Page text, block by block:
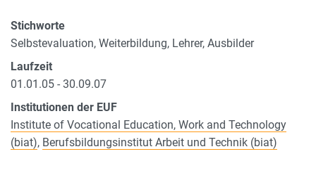
Stichworte
Selbstevaluation, Weiterbildung, Lehrer, Ausbilder
Laufzeit
01.01.05 - 30.09.07
Institutionen der EUF
Institute of Vocational Education, Work and Technology
(biat), Berufsbildungsinstitut Arbeit und Technik (biat)